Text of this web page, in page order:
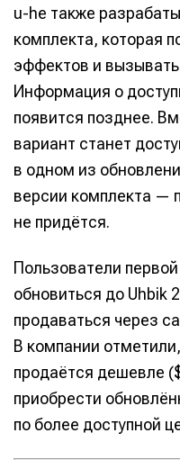
u-he также
комплекта, которая
эффектов и
Информация о
появится позднее.
вариант станет
в одном из
версии комплекта —
не придётся.
Пользователи
обновиться до Uhbik
продаваться через
В компании
продаётся дешевле
приобрести
по более доступной